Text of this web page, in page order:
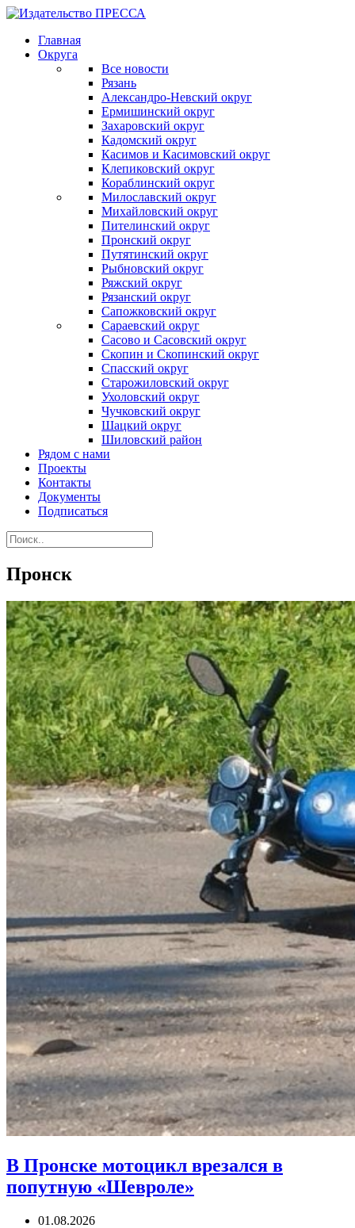
Главная
Округа
Все новости
Рязань
Александро-Невский округ
Ермишинский округ
Захаровский округ
Кадомский округ
Касимов и Касимовский округ
Клепиковский округ
Кораблинский округ
Милославский округ
Михайловский округ
Пителинский округ
Пронский округ
Путятинский округ
Рыбновский округ
Ряжский округ
Рязанский округ
Сапожковский округ
Сараевский округ
Сасово и Сасовский округ
Скопин и Скопинский округ
Спасский округ
Старожиловский округ
Ухоловский округ
Чучковский округ
Шацкий округ
Шиловский район
Рядом с нами
Проекты
Контакты
Документы
Подписаться
Пронск
В Пронске мотоцикл врезался в
попутную «Шевроле»
01.08.2026